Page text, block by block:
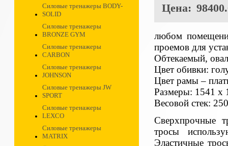
Силовые тренажеры BODY-
SOLID
Силовые тренажеры
BRONZE GYM
Силовые тренажеры
CARBON
Силовые тренажеры
JOHNSON
Силовые тренажеры JW
SPORT
Силовые тренажеры
LEXCO
Силовые тренажеры
MATRIX
Цена:
любом
проемов для
Обтекаемый,
Цвет обивки:
Цвет рамы –
Размеры: 1541 х
Весовой стек:
Сверхпрочные
тросы
Эластичные